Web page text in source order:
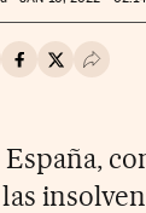
en
Compartir en
Compartir